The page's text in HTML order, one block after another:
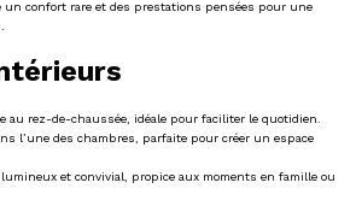
un confort rare et des prestations pensées pour une
au rez-de-chaussée, idéale pour faciliter le quotidien.
l’une des chambres, parfaite pour créer un espace
, lumineux et convivial, propice aux moments en famille ou